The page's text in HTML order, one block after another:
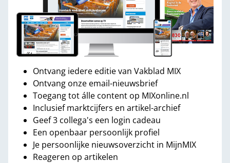
Ontvang iedere editie van Vakblad MIX
Ontvang onze email-nieuwsbrief
Toegang tot álle content op MIXonline.nl
Inclusief marktcijfers en artikel-archief
Geef 3 collega's een login cadeau
Een openbaar persoonlijk profiel
Je persoonlijke nieuwsoverzicht in MijnMIX
Reageren op artikelen